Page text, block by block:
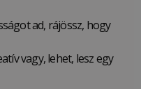
ad, rájössz, hogy
vagy, lehet, lesz egy